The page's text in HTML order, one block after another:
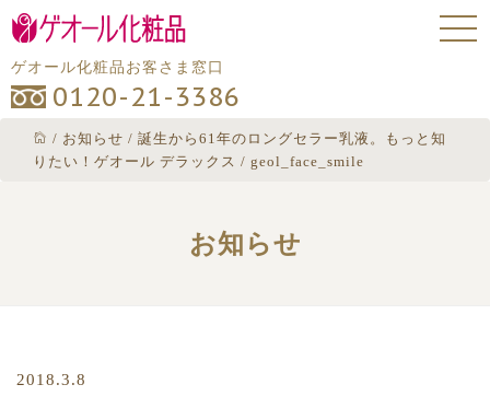
ゲオール化粧品お客さま窓口
0120-21-3386
/ お知らせ / 誕生から61年のロングセラー乳液。もっと知
りたい！ゲオール デラックス / geol_face_smile
お知らせ
2018.3.8